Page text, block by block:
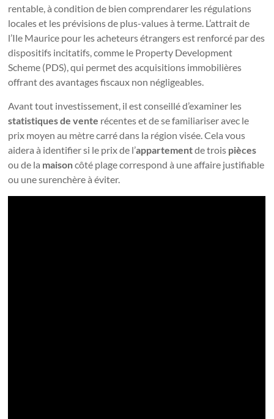
rentable, à condition de bien comprendarer les régulations
locales et les prévisions de plus-values à terme. L’attrait de
l’Ile Maurice pour les acheteurs étrangers est renforcé par des
dispositifs incitatifs, comme le Property Development
Scheme (PDS), qui permet des acquisitions immobilières
offrant des avantages fiscaux non négligeables.
Avant tout investissement, il est conseillé d’examiner les
statistiques de vente récentes et de se familiariser avec le
prix moyen au mètre carré dans la région visée. Cela vous
aidera à identifier si le prix de l’appartementde trois pièces
ou de la maisoncôté plage correspond à une affaire justifiable
ou une surenchère à éviter.